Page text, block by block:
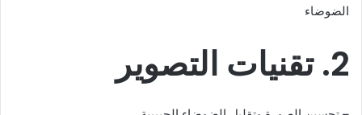
الضوضاء
2. تقنيات التصوير